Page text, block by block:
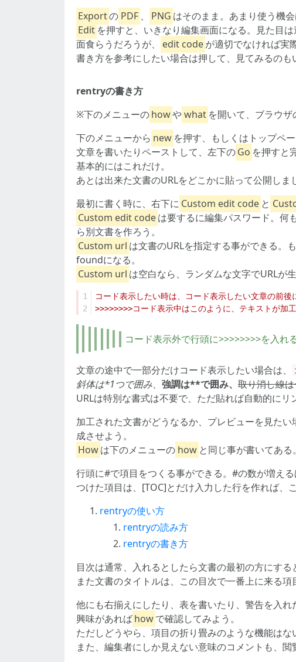
Exportの PDF 、 PNG はそのまま。あまり使う機会
Edit を押すと、いきなり編集画面になる。見た目は
面食らうだろうが、
edit codeが適切でなければ実
書き方を参考にしたい場合は押して、見てみるのも
rentryの書き方
※下のメニューのhowやwhat を開いて、ブラウザ
下のメニューから new を押す、もしくはトップペ
文章を書いたりペーストして、左下のGo を押すと
基本的にはこれだけ。
あとは出来た文書のURLをどこかに貼って公開しま
最初に書く時に、右下に Custom edit code と
Custom edit codeは要するに編集パスワード。何
ら別文書を作ろう。
Custom url は文書のURLを指定する事ができる
foundになる。
Custom url は空白なら、ランダムな文字でURLが
1
2
コード表示外で行頭に>>>>>>>>を入れ
文章の途中で一部分だけコード表示したい場合は、
斜体は*1つで囲み、 強調は**で囲み、 取り消し線
URLは特別な書式は不要で、ただ貼れば自動的にリ
加工された文書がどうなるか、プレビューを見た
成させよう。
Howは下のメニューの how と同じ事が書いてあ
行頭に#で項目をつくる事ができる。#の数が増え
つけた項目は、[TOC]とだけ入力した行を作れば、
rentryの使い方
rentryの読み方
rentryの書き方
目次は通常、入れるとしたら文書の最初の方にする
また文書のタイトルは、この目次で一番上に来る
他にも右揃えにしたり、表を書いたり、警告を入れ
興味があればhowで確認してみよう。
ただしどうやら、項目の折り畳みのような機能はな
また、編集者にしか見えない意味のコメントも、閲